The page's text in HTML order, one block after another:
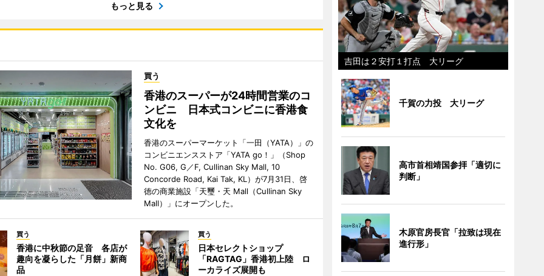
もっと見る
買う
香港のスーパーが24時間営業のコ
ンビニ 日本式コンビニに香港食
文化を
香港のスーパーマーケット「一田（YATA）」の
コンビニエンスストア「YATA go！」（Shop
No. G06, G／F, Cullinan Sky Mall, 10
Concorde Road, Kai Tak, KL）が7月31日、啓
徳の商業施設「天璽・天 Mall（Cullinan Sky
Mall）」にオープンした。
買う
香港に中秋節の足音 各店が
趣向を凝らした「月餅」新商
品
買う
日本セレクトショップ
「RAGTAG」香港初上陸 ロ
ーカライズ展開も
吉田は２安打１打点 大リーグ
千賀の力投 大リーグ
高市首相靖国参拝「適切に
判断」
木原官房長官「拉致は現在
進行形」